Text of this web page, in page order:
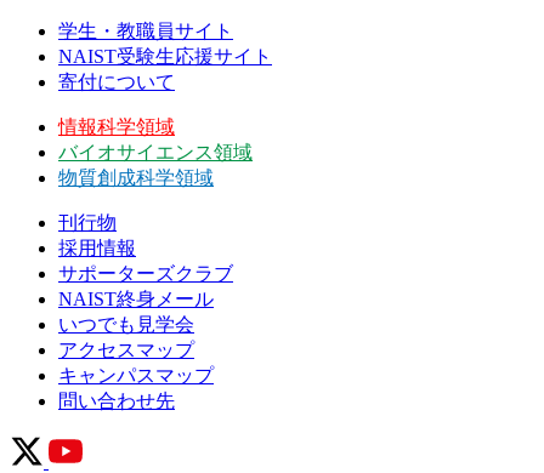
学生・教職員サイト
NAIST受験生応援サイト
寄付について
情報科学領域
バイオサイエンス領域
物質創成科学領域
刊行物
採用情報
サポーターズクラブ
NAIST終身メール
いつでも見学会
アクセスマップ
キャンパスマップ
問い合わせ先